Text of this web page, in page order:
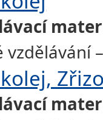
vzdělávání